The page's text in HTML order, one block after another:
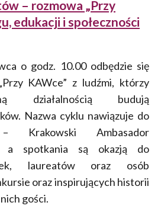
– rozmowa „Przy
edukacji i społeczności
o godz. 10.00 odbędzie się
KAWce” z ludźmi, którzy
działalnością budują
Nazwa cyklu nawiązuje do
Ambasador
a spotkania są okazją do
laureatów oraz osób
oraz inspirujących historii
gości.